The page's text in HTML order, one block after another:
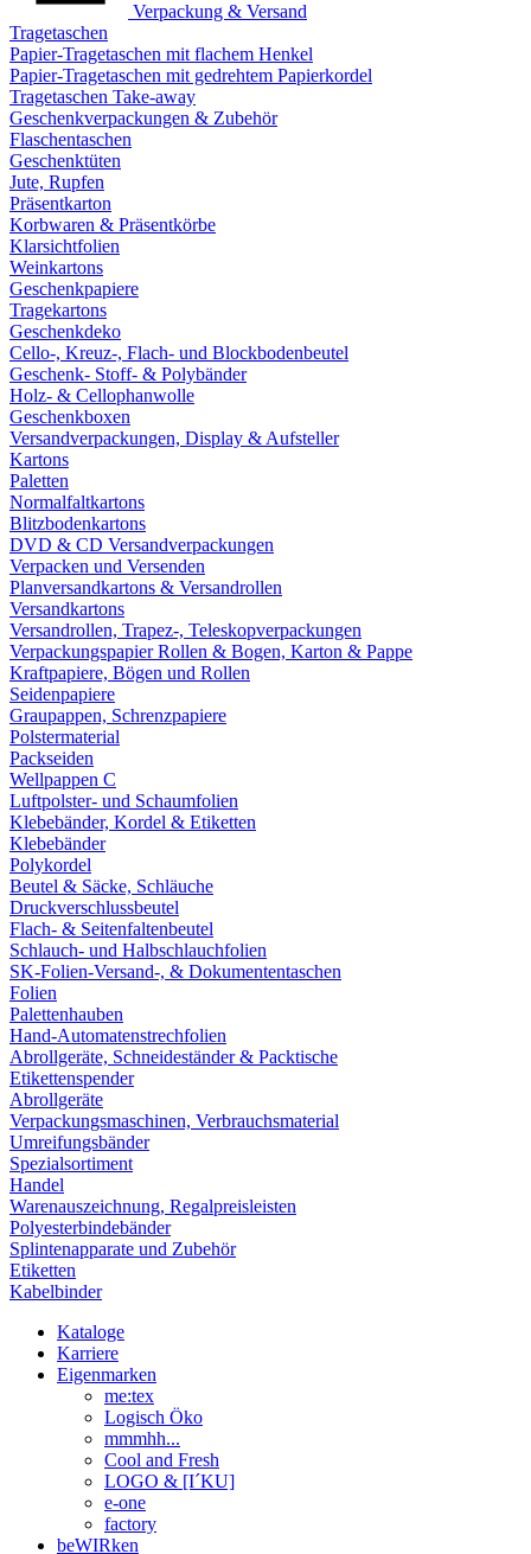
Verpackung & Versand
Tragetaschen
Papier-Tragetaschen mit flachem Henkel
Papier-Tragetaschen mit gedrehtem Papierkordel
Tragetaschen Take-away
Geschenkverpackungen & Zubehör
Flaschentaschen
Geschenktüten
Jute, Rupfen
Präsentkarton
Korbwaren & Präsentkörbe
Klarsichtfolien
Weinkartons
Geschenkpapiere
Tragekartons
Geschenkdeko
Cello-, Kreuz-, Flach- und Blockbodenbeutel
Geschenk- Stoff- & Polybänder
Holz- & Cellophanwolle
Geschenkboxen
Versandverpackungen, Display & Aufsteller
Kartons
Paletten
Normalfaltkartons
Blitzbodenkartons
DVD & CD Versandverpackungen
Verpacken und Versenden
Planversandkartons & Versandrollen
Versandkartons
Versandrollen, Trapez-, Teleskopverpackungen
Verpackungspapier Rollen & Bogen, Karton & Pappe
Kraftpapiere, Bögen und Rollen
Seidenpapiere
Graupappen, Schrenzpapiere
Polstermaterial
Packseiden
Wellpappen C
Luftpolster- und Schaumfolien
Klebebänder, Kordel & Etiketten
Klebebänder
Polykordel
Beutel & Säcke, Schläuche
Druckverschlussbeutel
Flach- & Seitenfaltenbeutel
Schlauch- und Halbschlauchfolien
SK-Folien-Versand-, & Dokumententaschen
Folien
Palettenhauben
Hand-Automatenstrechfolien
Abrollgeräte, Schneideständer & Packtische
Etikettenspender
Abrollgeräte
Verpackungsmaschinen, Verbrauchsmaterial
Umreifungsbänder
Spezialsortiment
Handel
Warenauszeichnung, Regalpreisleisten
Polyesterbindebänder
Splintenapparate und Zubehör
Etiketten
Kabelbinder
Kataloge
Karriere
Eigenmarken
me:tex
Logisch Öko
mmmhh...
Cool and Fresh
LOGO & [I´KU]
e-one
factory
beWIRken